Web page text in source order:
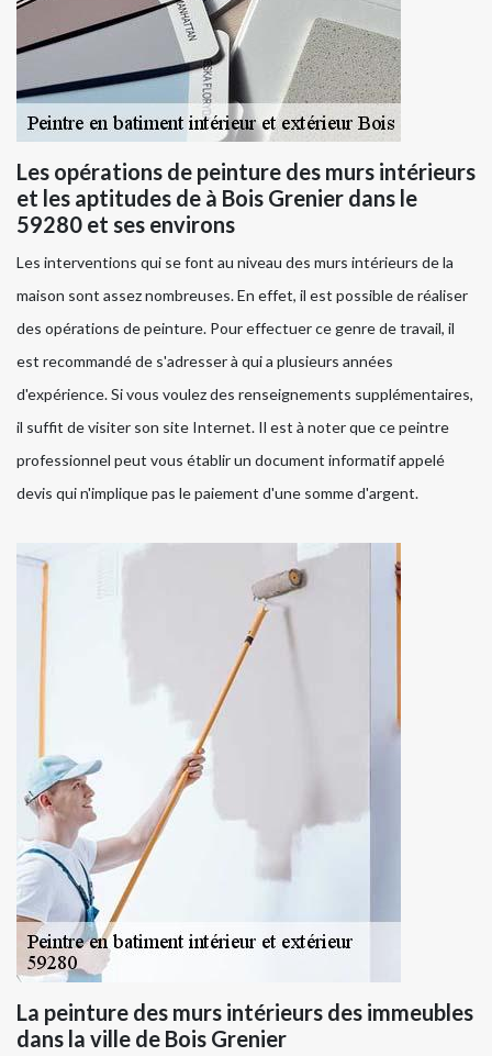
Les opérations de peinture des murs intérieurs
et les aptitudes de à Bois Grenier dans le
59280 et ses environs
Les interventions qui se font au niveau des murs intérieurs de la
maison sont assez nombreuses. En effet, il est possible de réaliser
des opérations de peinture. Pour effectuer ce genre de travail, il
est recommandé de s'adresser à qui a plusieurs années
d'expérience. Si vous voulez des renseignements supplémentaires,
il suffit de visiter son site Internet. Il est à noter que ce peintre
professionnel peut vous établir un document informatif appelé
devis qui n'implique pas le paiement d'une somme d'argent.
La peinture des murs intérieurs des immeubles
dans la ville de Bois Grenier